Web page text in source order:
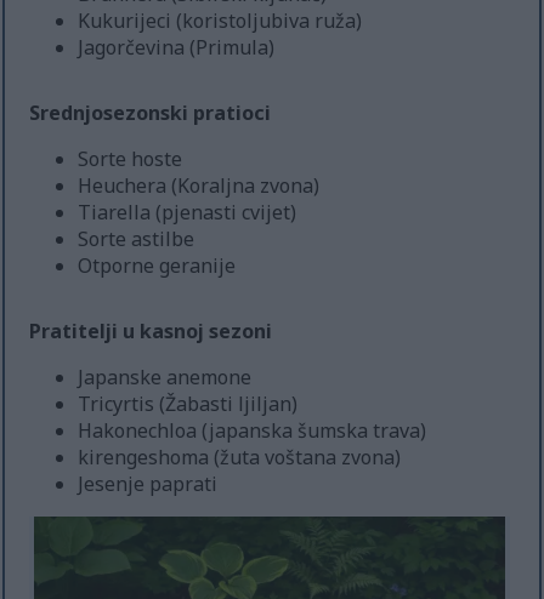
Kukurijeci (koristoljubiva ruža)
Jagorčevina (Primula)
Srednjosezonski pratioci
Sorte hoste
Heuchera (Koraljna zvona)
Tiarella (pjenasti cvijet)
Sorte astilbe
Otporne geranije
Pratitelji u kasnoj sezoni
Japanske anemone
Tricyrtis (Žabasti ljiljan)
Hakonechloa (japanska šumska trava)
kirengeshoma (žuta voštana zvona)
Jesenje paprati